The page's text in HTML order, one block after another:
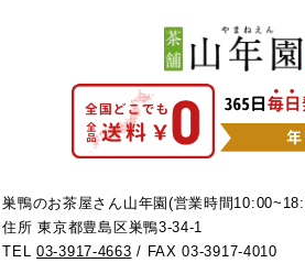
巣鴨のお茶屋さん山年園(営業時間
住所 東京都豊島区巣鴨3-34-1
TEL03-3917-4663 / FAX 03-3917-4010